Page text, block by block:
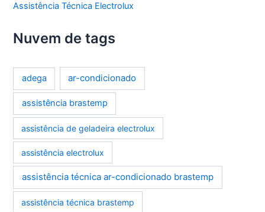
Assistência Técnica Electrolux
Nuvem de tags
adega ar-condicionado
assistência brastemp
assistência de geladeira electrolux
assistência electrolux
assistência técnica ar-condicionado brastemp
assistência técnica brastemp